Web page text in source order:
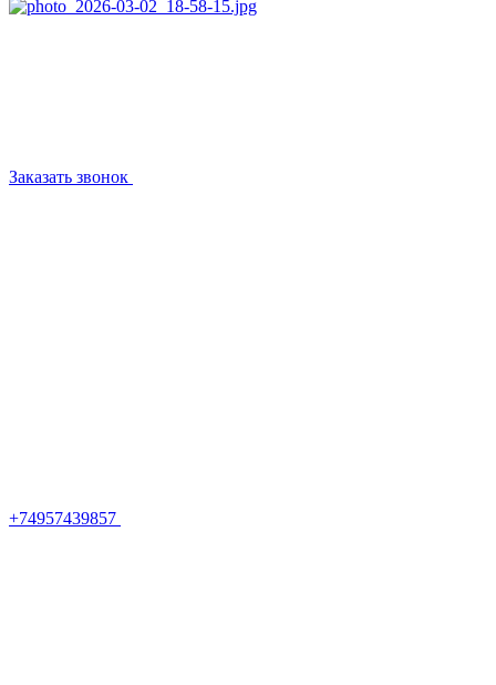
Заказать звонок
+74957439857